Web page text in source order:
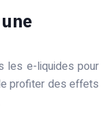
les e-liquides pour
profiter des effets